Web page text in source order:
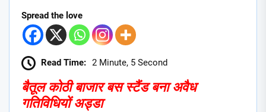
Spread the love
Read Time: 2 Minute, 5 Second
बैतूल कोठी बाजार बस स्टैंड बना अवैध
गतिविधियों अड्डा